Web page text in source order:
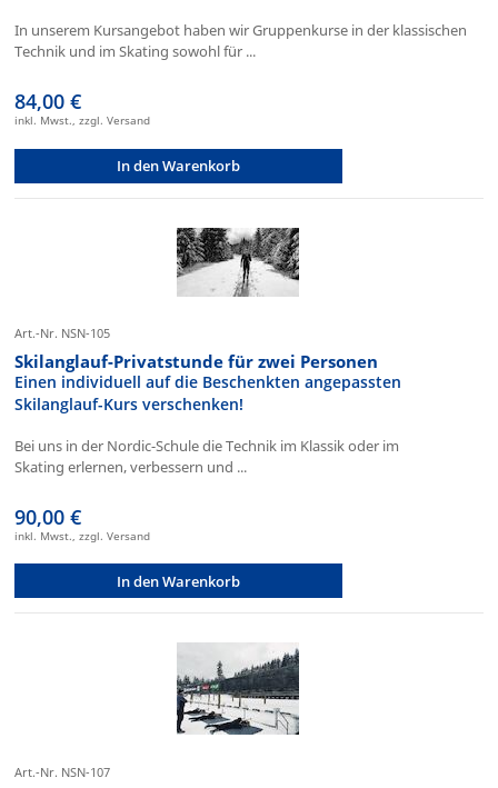
In unserem Kursangebot haben wir Gruppenkurse in der klassischen
Technik und im Skating sowohl für ...
84,00 €
inkl. Mwst., zzgl. Versand
In den Warenkorb
Art.-Nr. NSN-105
Skilanglauf-Privatstunde für zwei Personen
Einen individuell auf die Beschenkten angepassten
Skilanglauf-Kurs verschenken!
Bei uns in der Nordic-Schule die Technik im Klassik oder im
Skating erlernen, verbessern und ...
90,00 €
inkl. Mwst., zzgl. Versand
In den Warenkorb
Art.-Nr. NSN-107